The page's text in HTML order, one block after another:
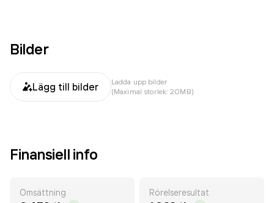
Bilder
Lägg till bilder
Ladda upp bilder
(Maximal storlek: 20MB)
Finansiell info
Omsättning Rörelseresultat